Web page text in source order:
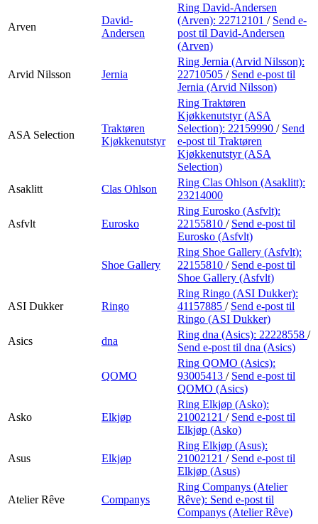
Arven
David-
Andersen
Ring David-Andersen
(Arven): 22712101 / Send e-
post til David-Andersen
(Arven)
Arvid Nilsson Jernia
Ring Jernia (Arvid Nilsson):
22710505 / Send e-post til
Jernia (Arvid Nilsson)
ASA Selection
Traktøren
Kjøkkenutstyr
Ring Traktøren
Kjøkkenutstyr (ASA
Selection): 22159990 / Send
e-post til Traktøren
Kjøkkenutstyr (ASA
Selection)
Asaklitt
Clas Ohlson
Ring Clas Ohlson (Asaklitt):
23214000
Asfvlt Eurosko
Ring Eurosko (Asfvlt):
22155810 / Send e-post til
Eurosko (Asfvlt)
Shoe Gallery
Ring Shoe Gallery (Asfvlt):
22155810 / Send e-post til
Shoe Gallery (Asfvlt)
ASI Dukker Ringo
Ring Ringo (ASI Dukker):
41157885 / Send e-post til
Ringo (ASI Dukker)
Asics
dna
Ring dna (Asics): 22228558 /
Send e-post til dna (Asics)
QOMO
Ring QOMO (Asics):
93005413 / Send e-post til
QOMO (Asics)
Asko Elkjøp
Ring Elkjøp (Asko):
21002121 / Send e-post til
Elkjøp (Asko)
Asus Elkjøp
Ring Elkjøp (Asus):
21002121 / Send e-post til
Elkjøp (Asus)
Atelier Rêve Companys
Ring Companys (Atelier
Rêve): Send e-post til
Companys (Atelier Rêve)